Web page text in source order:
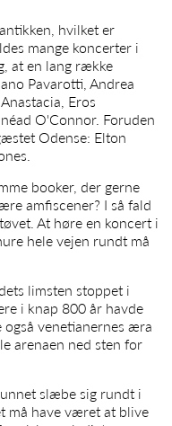
hvilket er
mange koncerter i
at en lang række
Pavarotti, Andrea
Eros
O'Connor. Foruden
Odense: Elton
booker, der gerne
amfiscener? I så fald
At høre en koncert i
hele vejen rundt må
limsten stoppet i
i knap 800 år havde
venetianernes æra
arenaen ned sten for
slæbe sig rundt i
må have været at blive